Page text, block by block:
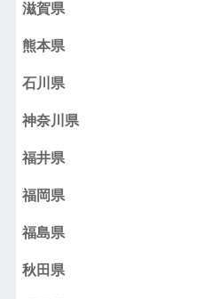
滋賀県
熊本県
石川県
神奈川県
福井県
福岡県
福島県
秋田県